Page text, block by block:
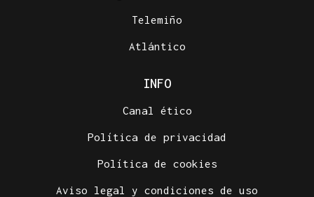
Telemiño
Atlántico
INFO
Canal ético
Política de privacidad
Política de cookies
Aviso legal y condiciones de uso